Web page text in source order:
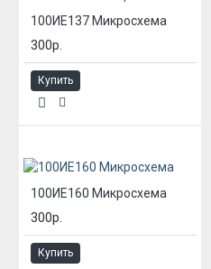
100ИЕ137 Микросхема
300р.
Купить
100ИЕ160 Микросхема
300р.
Купить